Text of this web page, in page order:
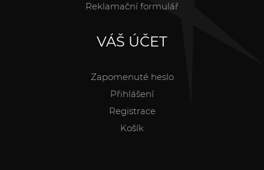
Reklamační formulář
VÁŠ ÚČET
Zapomenuté heslo
Přihlášení
Registrace
Košík